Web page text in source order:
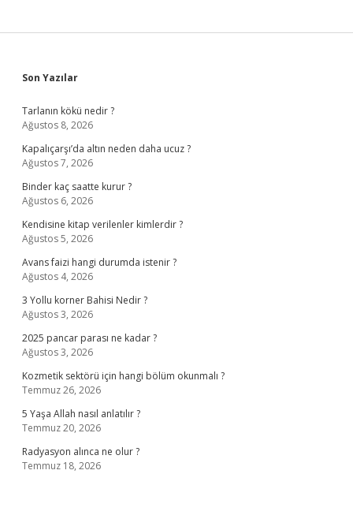
Sidebar
Son Yazılar
Tarlanın kökü nedir ?
Ağustos 8, 2026
Kapalıçarşı’da altın neden daha ucuz ?
Ağustos 7, 2026
Binder kaç saatte kurur ?
Ağustos 6, 2026
Kendisine kitap verilenler kimlerdir ?
Ağustos 5, 2026
Avans faizi hangi durumda istenir ?
Ağustos 4, 2026
3 Yollu korner Bahisi Nedir ?
Ağustos 3, 2026
2025 pancar parası ne kadar ?
Ağustos 3, 2026
Kozmetik sektörü için hangi bölüm okunmalı ?
Temmuz 26, 2026
5 Yaşa Allah nasıl anlatılır ?
Temmuz 20, 2026
Radyasyon alınca ne olur ?
Temmuz 18, 2026